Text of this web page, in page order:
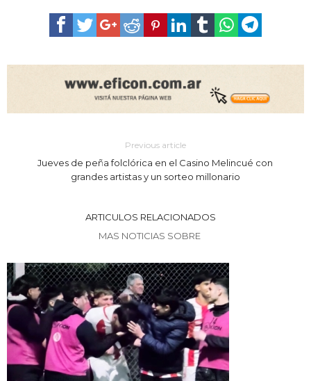
Previous article
Jueves de peña folclórica en el Casino Melincué con
grandes artistas y un sorteo millonario
ARTICULOS RELACIONADOS
MAS NOTICIAS SOBRE